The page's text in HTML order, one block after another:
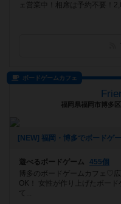
ェ営業中！相席は予約不要！
ボードゲームカフェ
福岡県福岡市博多
遊べるボードゲーム
455個
博多のボードゲームカフェ♡
OK！ 女性が作り上げたボー
て...